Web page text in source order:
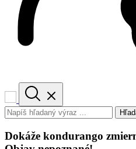
Dokáže kondurango